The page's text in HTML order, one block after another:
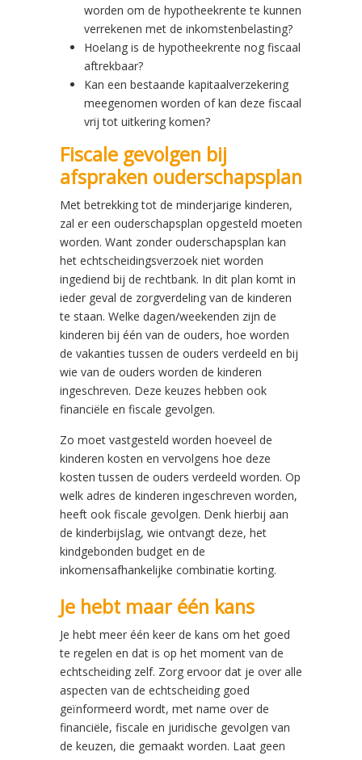
worden om de hypotheekrente te kunnen
verrekenen met de inkomstenbelasting?
Hoelang is de hypotheekrente nog fiscaal
aftrekbaar?
Kan een bestaande kapitaalverzekering
meegenomen worden of kan deze fiscaal
vrij tot uitkering komen?
Fiscale gevolgen bij
afspraken ouderschapsplan
Met betrekking tot de minderjarige kinderen,
zal er een ouderschapsplan opgesteld moeten
worden. Want zonder ouderschapsplan kan
het echtscheidingsverzoek niet worden
ingediend bij de rechtbank. In dit plan komt in
ieder geval de zorgverdeling van de kinderen
te staan. Welke dagen/weekenden zijn de
kinderen bij één van de ouders, hoe worden
de vakanties tussen de ouders verdeeld en bij
wie van de ouders worden de kinderen
ingeschreven. Deze keuzes hebben ook
financiële en fiscale gevolgen.
Zo moet vastgesteld worden hoeveel de
kinderen kosten en vervolgens hoe deze
kosten tussen de ouders verdeeld worden. Op
welk adres de kinderen ingeschreven worden,
heeft ook fiscale gevolgen. Denk hierbij aan
de kinderbijslag, wie ontvangt deze, het
kindgebonden budget en de
inkomensafhankelijke combinatie korting.
Je hebt maar één kans
Je hebt meer één keer de kans om het goed
te regelen en dat is op het moment van de
echtscheiding zelf. Zorg ervoor dat je over alle
aspecten van de echtscheiding goed
geïnformeerd wordt, met name over de
financiële, fiscale en juridische gevolgen van
de keuzen, die gemaakt worden. Laat geen